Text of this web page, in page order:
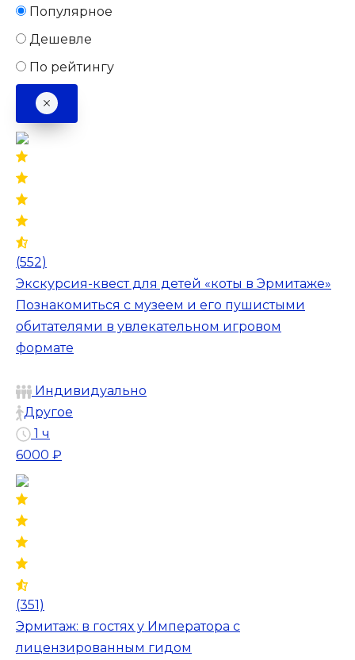
Популярное
Дешевле
По рейтингу
(552)
Экскурсия-квест для детей «коты в Эрмитаже»
Познакомиться с музеем и его пушистыми
обитателями в увлекательном игровом
формате
Индивидуально
Другое
1 ч
6000 ₽
(351)
Эрмитаж: в гостях у Императора с
лицензированным гидом